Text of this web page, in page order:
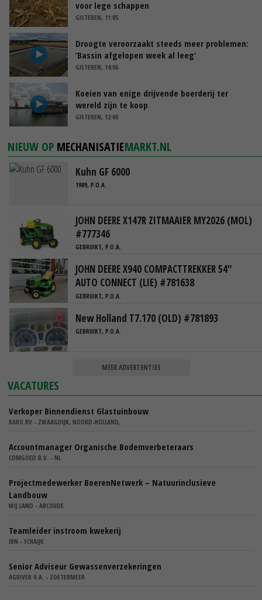
voor lege schappen
GISTEREN, 11:05
Droogte veroorzaakt steeds meer problemen:
‘Bassin afgelopen week al leeg’
GISTEREN, 14:06
Koeien van enige drijvende boerderij ter
wereld zijn te koop
GISTEREN, 12:00
NIEUW OP MECHANISATIEMARKT.NL
Kuhn GF 6000
1989, P.O.A.
JOHN DEERE X147R ZITMAAIER MY2026 (MOL)
#777346
GEBRUIKT, P.O.A.
JOHN DEERE X940 COMPACTTREKKER 54"
AUTO CONNECT (LIE) #781638
GEBRUIKT, P.O.A.
New Holland T7.170 (OLD) #781893
GEBRUIKT, P.O.A.
MEER ADVERTENTIES
VACATURES
Verkoper Binnendienst Glastuinbouw
KARO BV - ZWAAGDIJK, NOORD-HOLLAND,
Accountmanager Organische Bodemverbeteraars
COMGOED B.V. - NL
Projectmedewerker BoerenNetwerk – Natuurinclusieve
Landbouw
WIJ.LAND - ABCOUDE
Teamleider instroom kwekerij
IBN - SCHAIJK
Senior Adviseur Gewassenverzekeringen
AGRIVER U.A. - ZOETERMEER